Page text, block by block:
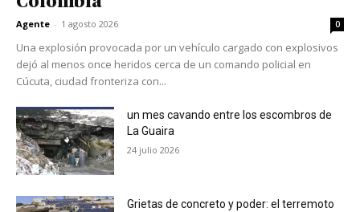
Agente - 1 agosto 2026 0
Una explosión provocada por un vehículo cargado con explosivos
dejó al menos once heridos cerca de un comando policial en
Cúcuta, ciudad fronteriza con...
un mes cavando entre los escombros de
La Guaira
24 julio 2026
Grietas de concreto y poder: el terremoto